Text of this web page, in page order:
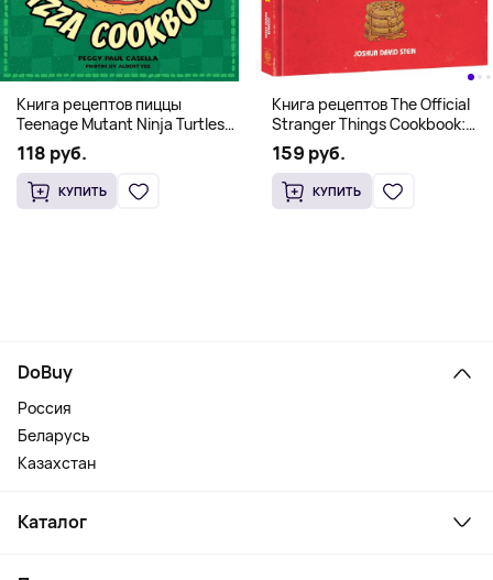
Книга рецептов пиццы
Teenage Mutant Ninja Turtles
Pizza Cookbook (На
английском)
118 руб.
КУПИТЬ
Книга рецептов The Official
Stranger Things Cookbook:
Recipes from Hawkins and
Beyond (На английском)
159 руб.
КУПИТЬ
DoBuy
Россия
Беларусь
Казахстан
Каталог